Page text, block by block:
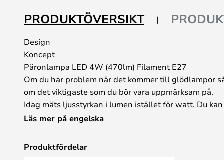
PRODUKTÖVERSIKT
Design
Koncept
Päronlampa LED 4W (470lm) Filament E27
Om du har problem när det kommer till glödlampor
om det viktigaste som du bör vara uppmärksam på.
Idag mäts ljusstyrkan i lumen istället för watt. Du
nedanstående tabell.
25W = 250 lumen
Läs mer på engelska
Produktfördelar